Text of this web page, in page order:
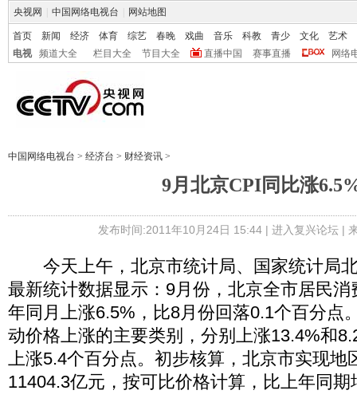
央视网 中国网络电视台 网站地图
首页 新闻 经济 体育 综艺 春晚 戏曲 音乐 科教 青少 文化
艺术
电视
频道大全 栏目大全 节目大全 直播中国 赛事直播 网络
中国网络电视台 > 经济台 > 财经资讯 >
9月北京CPI同比涨
发布时间:2011年10月24日 15:44 | 进入复兴论坛|
今天上午，北京市统计局、国家统计局
最新统计数据显示：9月份，北京全市居民
年同月上涨6.5%，比8月份回落0.1个百分点
动价格上涨的主要类别，分别上涨13.4%和
上涨5.4个百分点。初步核算，北京市实现地
11404.3亿元，按可比价格计算，比上年同期